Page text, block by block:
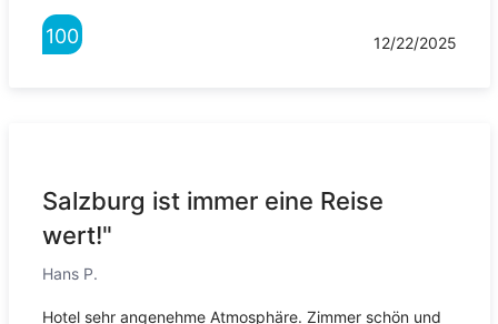
100 12/22/2025
Salzburg ist immer eine Reise
wert!"
Hans P.
Hotel sehr angenehme Atmosphäre. Zimmer schön und